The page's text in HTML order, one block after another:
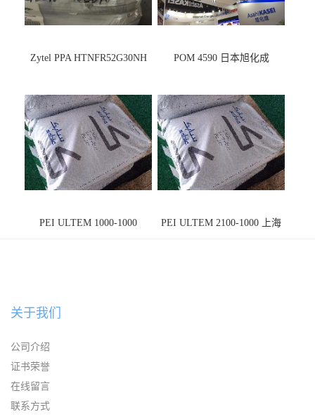
Zytel PPA HTNFR52G30NH POM 4590 日本旭化成
PEI ULTEM 1000-1000
PEI ULTEM 2100-1000 上海
关于我们
公司介绍
证书荣誉
在线留言
联系方式